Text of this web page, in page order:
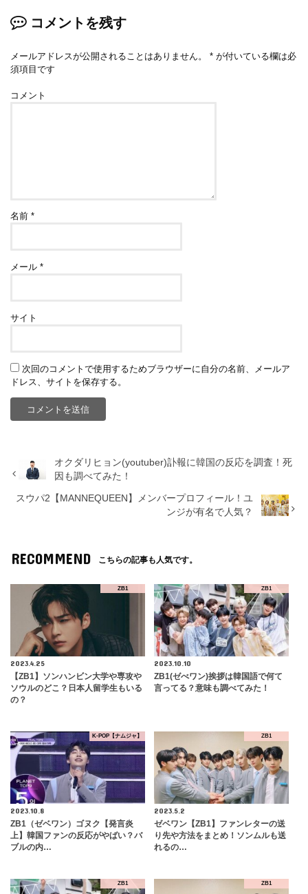
コメントを残す
メールアドレスが公開されることはありません。 * が付いている欄は必
須項目です
コメント
名前*
メール*
サイト
次回のコメントで使用するためブラウザーに自分の名前、メールア
ドレス、サイトを保存する。
オクダリヒョン(youtuber)訃報に韓国の反応を調査！死
因も調べてみた！
スウパ2【MANNEQUEEN】メンバープロフィール！ユ
ンジが有名で人気？
RECOMMEND こちらの記事も人気です。
ZB1
2023.4.25
【ZB1】ソンハンビン大学や専攻や
ソウルのどこ？日本人留学生もいる
の？
ZB1
2023.10.10
ZB1(ゼべワン)挨拶は韓国語で何て
言ってる？意味も調べてみた！
K-POP【ナムジャ】
2023.10.8
ZB1（ゼベワン）ゴヌク【発言炎
上】韓国ファンの反応がやばい？バ
ブルの内…
ZB1
2023.5.2
ゼベワン【ZB1】ファンレターの送
り先や方法をまとめ！ソンムルも送
れるの…
ZB1 ZB1